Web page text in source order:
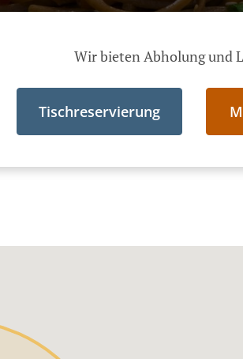
Wir bieten Abholung und
Tischreservierung